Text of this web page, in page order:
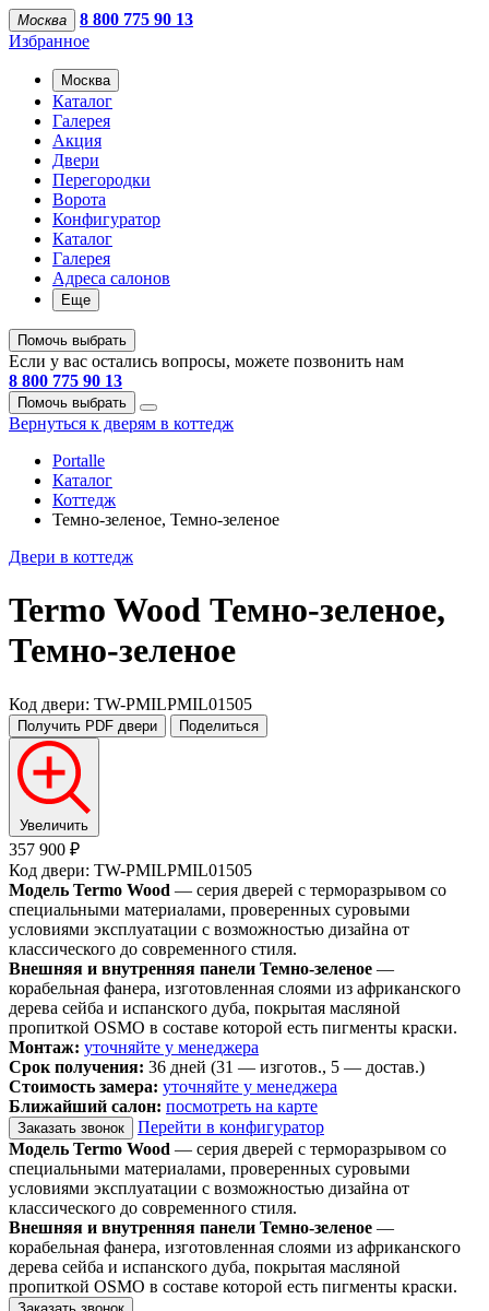
Москва
8 800 775 90 13
Избранное
Москва
Каталог
Галерея
Акция
Двери
Перегородки
Ворота
Конфигуратор
Каталог
Галерея
Адреса салонов
Еще
Помочь выбрать
Если у вас остались вопросы, можете позвонить нам
8 800 775 90 13
Помочь выбрать
Вернуться к дверям в коттедж
Portalle
Каталог
Коттедж
Темно-зеленое, Темно-зеленое
Двери в коттедж
Termo Wood Темно-зеленое,
Темно-зеленое
Код двери: TW-PMILPMIL01505
Получить PDF двери Поделиться
Увеличить
357 900 ₽
Код двери: TW-PMILPMIL01505
Модель Termo Wood — серия дверей с терморазрывом со
специальными материалами, проверенных суровыми
условиями эксплуатации с возможностью дизайна от
классического до современного стиля.
Внешняя и внутренняя панели Темно-зеленое —
корабельная фанера, изготовленная слоями из африканского
дерева сейба и испанского дуба, покрытая масляной
пропиткой OSMO в составе которой есть пигменты краски.
Монтаж: уточняйте у менеджера
Срок получения: 36 дней (31 — изготов., 5 — достав.)
Стоимость замера: уточняйте у менеджера
Ближайший салон: посмотреть на карте
Заказать звонок
Перейти в конфигуратор
Модель Termo Wood — серия дверей с терморазрывом со
специальными материалами, проверенных суровыми
условиями эксплуатации с возможностью дизайна от
классического до современного стиля.
Внешняя и внутренняя панели Темно-зеленое —
корабельная фанера, изготовленная слоями из африканского
дерева сейба и испанского дуба, покрытая масляной
пропиткой OSMO в составе которой есть пигменты краски.